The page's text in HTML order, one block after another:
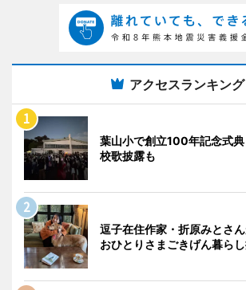
アクセスランキング
葉山小で創立100年記念式
校歌披露も
逗子在住作家・折原みとさ
おひとりさまごきげん暮ら